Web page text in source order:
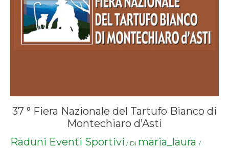
37 ° Fiera Nazionale del Tartufo Bianco di
Montechiaro d’Asti
Raduni Eventi Sportivi / Di maria_laura /